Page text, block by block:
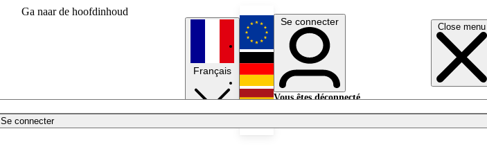
Ga naar de hoofdinhoud
Close menu
Se connecter
Français
English
Deutsch
Se connecter
Vous êtes déconnecté.